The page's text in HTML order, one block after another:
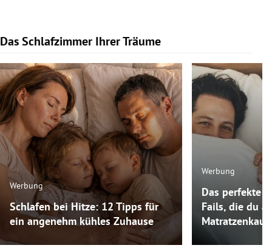
Das Schlafzimmer Ihrer Träume
Slide 1 von 10
Werbung
Schlafen bei Hitze: 12 Tipps für
ein angenehm kühles Zuhause
Werbung
Das perfekte
Fails, die du
Matratzenkauf